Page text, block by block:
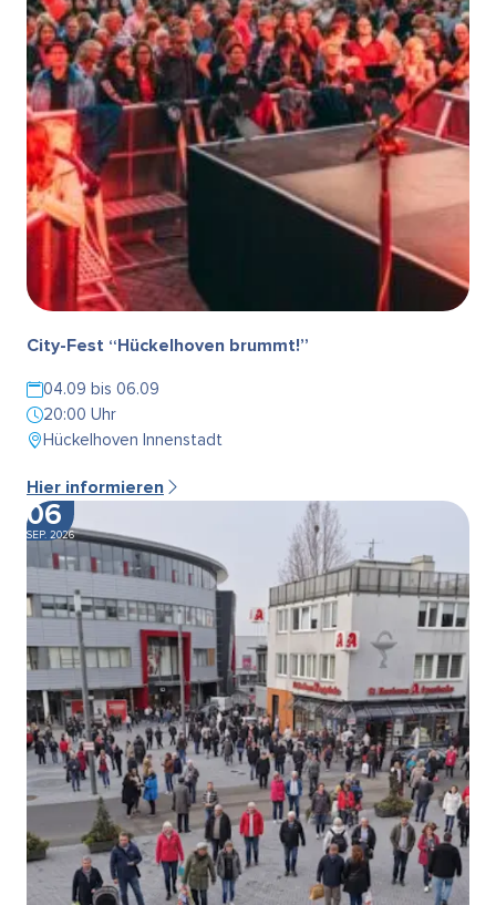
City-Fest “Hückelhoven brummt!”
04.09 bis 06.09
20:00 Uhr
Hückelhoven Innenstadt
Hier informieren
06
SEP. 2026